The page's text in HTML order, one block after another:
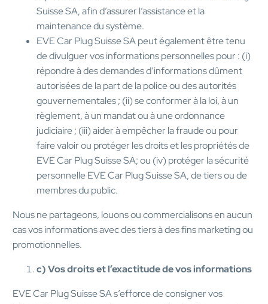
Suisse SA, afin d’assurer l’assistance et la
maintenance du système.
EVE Car Plug Suisse SA peut également être tenu
de divulguer vos informations personnelles pour : (i)
répondre à des demandes d’informations dûment
autorisées de la part de la police ou des autorités
gouvernementales ; (ii) se conformer à la loi, à un
règlement, à un mandat ou à une ordonnance
judiciaire ; (iii) aider à empêcher la fraude ou pour
faire valoir ou protéger les droits et les propriétés de
EVE Car Plug Suisse SA; ou (iv) protéger la sécurité
personnelle EVE Car Plug Suisse SA, de tiers ou de
membres du public.
Nous ne partageons, louons ou commercialisons en aucun
cas vos informations avec des tiers à des fins marketing ou
promotionnelles.
c) Vos droits et l’exactitude de vos informations
EVE Car Plug Suisse SA s’efforce de consigner vos